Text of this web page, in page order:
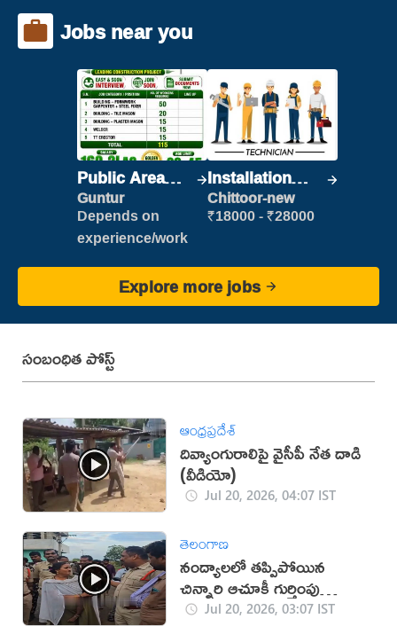
Jobs near you
Public Area
Cleaner
Guntur
Depends on
experience/work
Installation
Engineer/
Helper
Chittoor-new
₹18000 - ₹28000
Explore more jobs
సంబంధిత పోస్ట్
ఆంధ్రప్రదేశ్
దివ్యాంగురాలిపై వైసీపీ నేత దాడి
(వీడియో)
Jul 20, 2026, 04:07 IST
తెలంగాణ
నంద్యాలలో తప్పిపోయిన
చిన్నారి ఆచూకీ గుర్తింపు
(వీడియో)
Jul 20, 2026, 03:07 IST